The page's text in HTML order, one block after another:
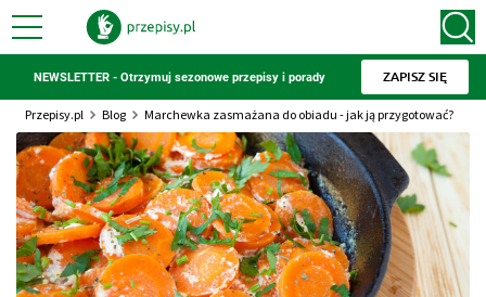
NEWSLETTER - Otrzymuj sezonowe przepisy i porady ZAPISZ SIĘ
Przepisy.pl Blog Marchewka zasmażana do obiadu - jak ją przygotować?